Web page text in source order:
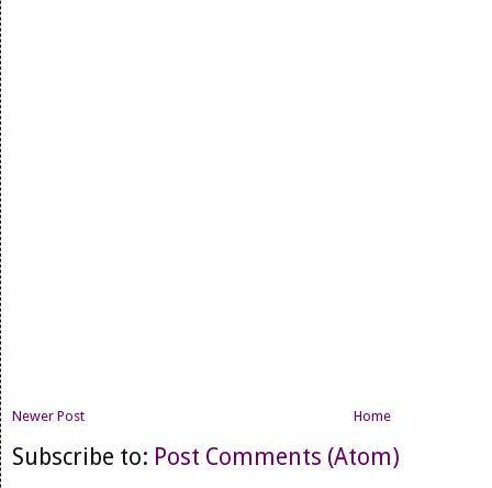
Newer Post Home
Subscribe to: Post Comments (Atom)